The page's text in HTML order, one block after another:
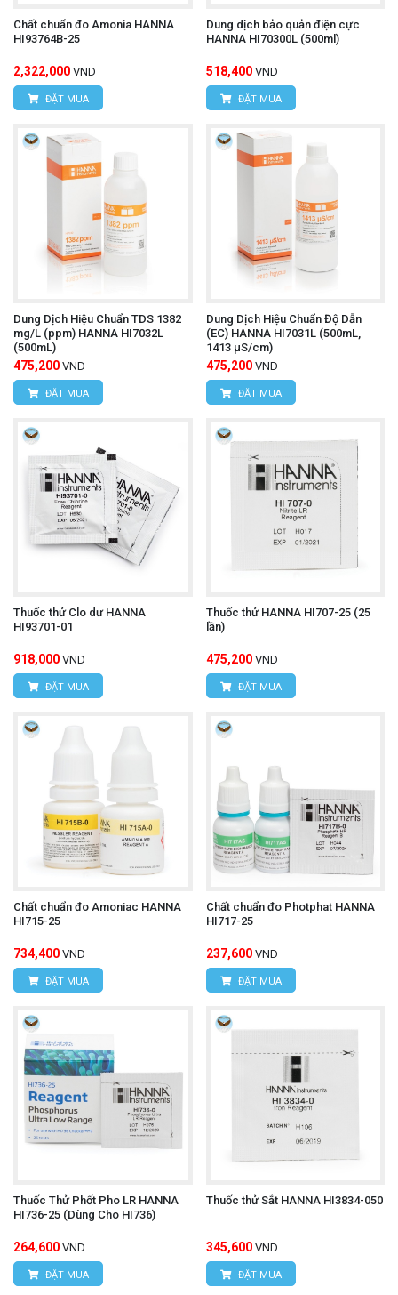
Chất chuẩn đo Amonia HANNA
HI93764B-25
2,322,000 VND
ĐẶT MUA
Dung dịch bảo quản điện cực
HANNA HI70300L (500ml)
518,400 VND
ĐẶT MUA
Dung Dịch Hiệu Chuẩn TDS 1382
mg/L (ppm) HANNA HI7032L
(500mL)
475,200 VND
ĐẶT MUA
Dung Dịch Hiệu Chuẩn Độ Dẫn
(EC) HANNA HI7031L (500mL,
1413 µS/cm)
475,200 VND
ĐẶT MUA
Thuốc thử Clo dư HANNA
HI93701-01
918,000 VND
ĐẶT MUA
Thuốc thử HANNA HI707-25 (25
lần)
475,200 VND
ĐẶT MUA
Chất chuẩn đo Amoniac HANNA
HI715-25
734,400 VND
ĐẶT MUA
Chất chuẩn đo Photphat HANNA
HI717-25
237,600 VND
ĐẶT MUA
Thuốc Thử Phốt Pho LR HANNA
HI736-25 (Dùng Cho HI736)
264,600 VND
ĐẶT MUA
Thuốc thử Sắt HANNA HI3834-050
345,600 VND
ĐẶT MUA